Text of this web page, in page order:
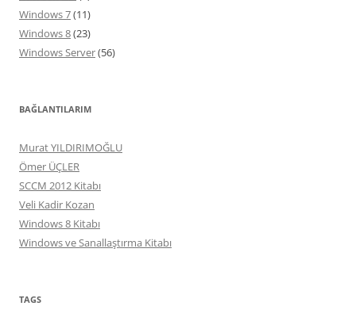
Windows 7(11)
Windows 8(23)
Windows Server(56)
BAĞLANTILARIM
Murat YILDIRIMOĞLU
Ömer ÜÇLER
SCCM 2012 Kitabı
Veli Kadir Kozan
Windows 8 Kitabı
Windows ve Sanallaştırma Kitabı
TAGS